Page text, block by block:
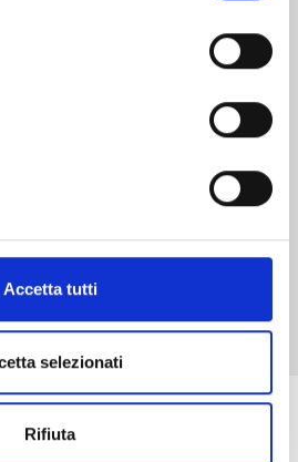
Accetta tutti
selezionati
Rifiuta
Mostra tutto
prova anche: